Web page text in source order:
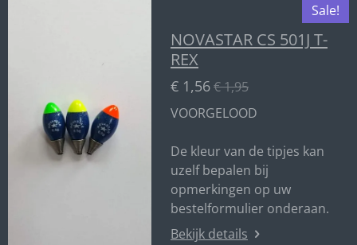
Sale!
NOVASTAR CS 501J T-
REX
€ 1,56€ 1,95
VOORGELOOD
De kleur van de tipjes kan
uzelf bepalen bij
opmerkingen op uw
bestelformulier onderaan.
Bekijk details